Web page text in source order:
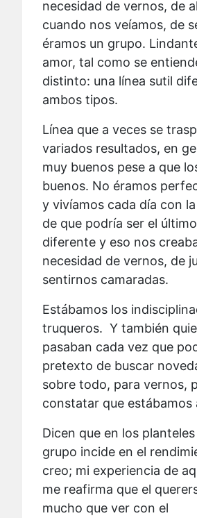
necesidad de vernos, de
cuando nos veíamos, de
éramos un grupo.
amor, tal como se
distinto: una línea sutil
ambos tipos.
Línea que a veces se
variados resultados, en
muy buenos pese a que
buenos. No éramos
y vivíamos cada día con
de que podría ser el
diferente y eso nos
necesidad de vernos, de
sentirnos camaradas.
Estábamos los
truqueros. Y también
pasaban cada vez que
pretexto de buscar
sobre todo, para vernos,
constatar que estábamos
Dicen que en los
grupo incide en el
creo; mi experiencia de
me reafirma que el
mucho que ver con el